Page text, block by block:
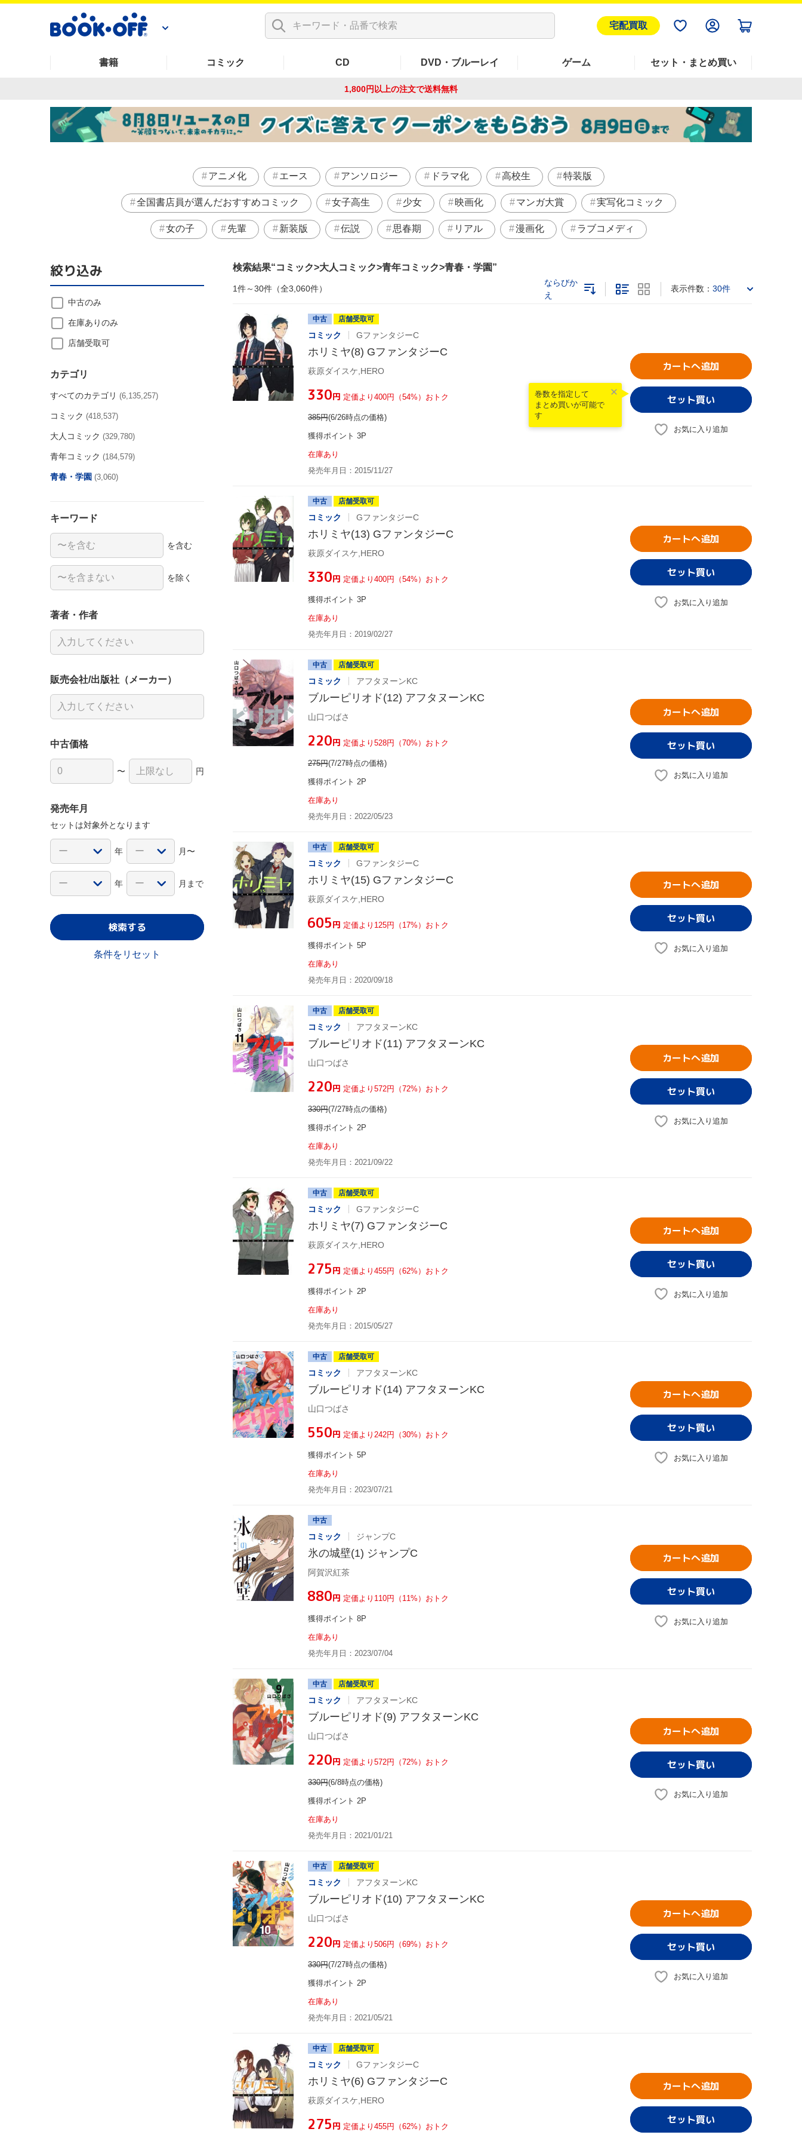
宅配買取
書籍 コミック CD DVD・ブルーレイ ゲーム セット・まとめ買い
1,800円以上の注文で送料無料
アニメ化 エース アンソロジー ドラマ化 高校生 特装版
全国書店員が選んだおすすめコミック 女子高生 少女 映画化 マンガ大賞 実写化コミック
女の子 先輩 新装版 伝説 思春期 リアル 漫画化 ラブコメディ
検索結果 コミック>大人コミック>青年コミック>青春・学園
1件～30件（全3,060件）
ならびか
え
表示件数： 30件
中古 店舗受取可
コミック GファンタジーC
ホリミヤ(8) GファンタジーC
萩原ダイスケ,HERO
¥330円 定価より400円（54%）おトク
385円(6/26時点の価格)
獲得ポイント 3P
在庫あり
発売年月日：2015/11/27
カートへ追加
巻数を指定して
まとめ買いが可能で
す
お気に入り追加
中古 店舗受取可
コミック GファンタジーC
ホリミヤ(13) GファンタジーC
萩原ダイスケ,HERO
¥330円 定価より400円（54%）おトク
獲得ポイント 3P
在庫あり
発売年月日：2019/02/27
カートへ追加
お気に入り追加
中古 店舗受取可
コミック アフタヌーンKC
ブルーピリオド(12) アフタヌーンKC
山口つばさ
¥220円 定価より528円（70%）おトク
275円(7/27時点の価格)
獲得ポイント 2P
在庫あり
発売年月日：2022/05/23
カートへ追加
お気に入り追加
中古 店舗受取可
コミック GファンタジーC
ホリミヤ(15) GファンタジーC
萩原ダイスケ,HERO
¥605円 定価より125円（17%）おトク
獲得ポイント 5P
在庫あり
発売年月日：2020/09/18
カートへ追加
お気に入り追加
中古 店舗受取可
コミック アフタヌーンKC
ブルーピリオド(11) アフタヌーンKC
山口つばさ
¥220円 定価より572円（72%）おトク
330円(7/27時点の価格)
獲得ポイント 2P
在庫あり
発売年月日：2021/09/22
カートへ追加
お気に入り追加
中古 店舗受取可
コミック GファンタジーC
ホリミヤ(7) GファンタジーC
萩原ダイスケ,HERO
¥275円 定価より455円（62%）おトク
獲得ポイント 2P
在庫あり
発売年月日：2015/05/27
カートへ追加
お気に入り追加
中古 店舗受取可
コミック アフタヌーンKC
ブルーピリオド(14) アフタヌーンKC
山口つばさ
¥550円 定価より242円（30%）おトク
獲得ポイント 5P
在庫あり
発売年月日：2023/07/21
カートへ追加
お気に入り追加
中古
コミック ジャンプC
氷の城壁(1) ジャンプC
阿賀沢紅茶
¥880円 定価より110円（11%）おトク
獲得ポイント 8P
在庫あり
発売年月日：2023/07/04
カートへ追加
お気に入り追加
中古 店舗受取可
コミック アフタヌーンKC
ブルーピリオド(9) アフタヌーンKC
山口つばさ
¥220円 定価より572円（72%）おトク
330円(6/8時点の価格)
獲得ポイント 2P
在庫あり
発売年月日：2021/01/21
カートへ追加
お気に入り追加
中古 店舗受取可
コミック アフタヌーンKC
ブルーピリオド(10) アフタヌーンKC
山口つばさ
¥220円 定価より506円（69%）おトク
330円(7/27時点の価格)
獲得ポイント 2P
在庫あり
発売年月日：2021/05/21
カートへ追加
お気に入り追加
中古 店舗受取可
コミック GファンタジーC
ホリミヤ(6) GファンタジーC
萩原ダイスケ,HERO
¥275円 定価より455円（62%）おトク
カートへ追加
絞り込み
中古のみ
在庫ありのみ
店舗受取可
カテゴリ
すべてのカテゴリ (6,135,257)
コミック (418,537)
大人コミック (329,780)
青年コミック (184,579)
青春・学園 (3,060)
キーワード
を含む
を除く
著者・作者
販売会社/出版社（メーカー）
中古価格
〜 円
発売年月
セットは対象外となります
年 月〜
年 月まで
検索する
条件をリセット